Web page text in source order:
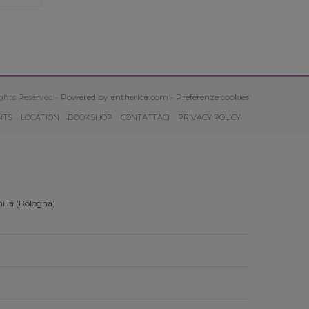
Reserved - Powered by antherica.com - Preferenze cookies
LOCATION BOOKSHOP CONTATTACI PRIVACY POLICY
(Bologna)